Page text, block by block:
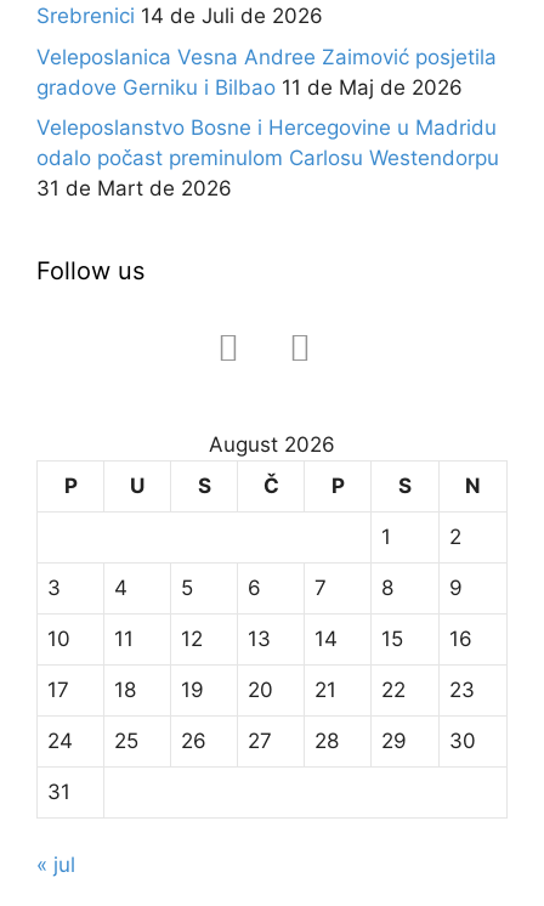
Srebrenici 14 de Juli de 2026
Veleposlanica Vesna Andree Zaimović posjetila
gradove Gerniku i Bilbao 11 de Maj de 2026
Veleposlanstvo Bosne i Hercegovine u Madridu
odalo počast preminulom Carlosu Westendorpu
31 de Mart de 2026
Follow us
facebook instagram
August 2026
P
U S Č P S N
1 2
3 4 5 6 7 8 9
10 11 12 13 14 15 16
17 18 19 20 21 22 23
24 25 26 27 28 29 30
31
« jul